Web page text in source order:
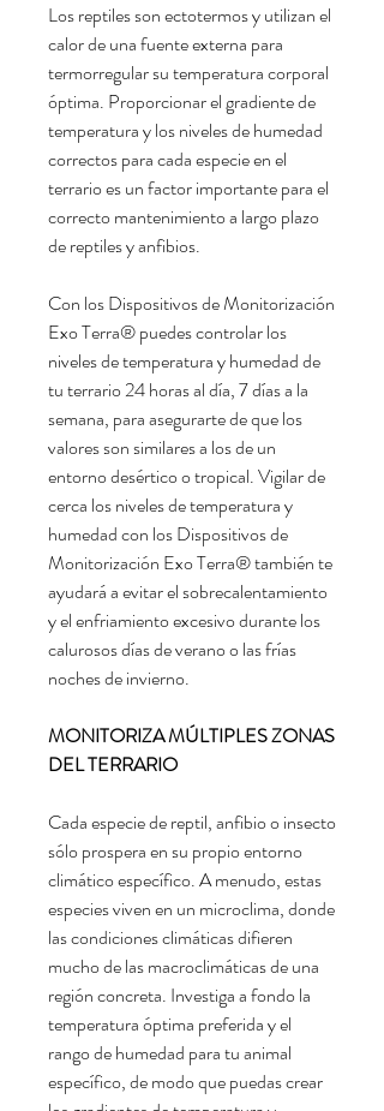
Los reptiles son ectotermos y utilizan el
calor de una fuente externa para
termorregular su temperatura corporal
óptima. Proporcionar el gradiente de
temperatura y los niveles de humedad
correctos para cada especie en el
terrario es un factor importante para el
correcto mantenimiento a largo plazo
de reptiles y anfibios.
Con los Dispositivos de Monitorización
Exo Terra® puedes controlar los
niveles de temperatura y humedad de
tu terrario 24 horas al día, 7 días a la
semana, para asegurarte de que los
valores son similares a los de un
entorno desértico o tropical. Vigilar de
cerca los niveles de temperatura y
humedad con los Dispositivos de
Monitorización Exo Terra® también te
ayudará a evitar el sobrecalentamiento
y el enfriamiento excesivo durante los
calurosos días de verano o las frías
noches de invierno.
MONITORIZA MÚLTIPLES ZONAS
DEL TERRARIO
Cada especie de reptil, anfibio o insecto
sólo prospera en su propio entorno
climático específico. A menudo, estas
especies viven en un microclima, donde
las condiciones climáticas difieren
mucho de las macroclimáticas de una
región concreta. Investiga a fondo la
temperatura óptima preferida y el
rango de humedad para tu animal
específico, de modo que puedas crear